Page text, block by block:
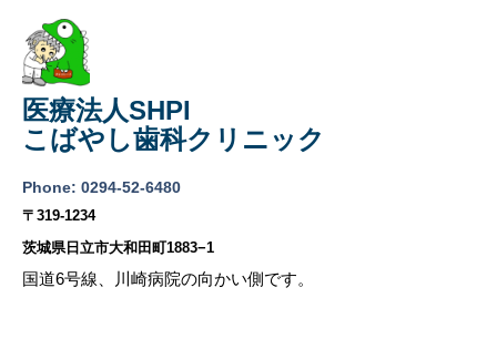
医療法人SHPI
こばやし歯科クリニック
Phone: 0294-52-6480
〒319-1234
茨城県日立市大和田町1883−1
国道6号線、川崎病院の向かい側です。